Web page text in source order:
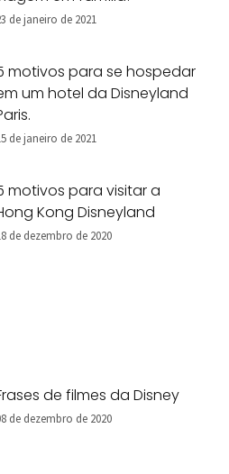
de janeiro de 2021
motivos para se hospedar
um hotel da Disneyland
de janeiro de 2021
motivos para visitar a
Kong Disneyland
de dezembro de 2020
de filmes da Disney
de dezembro de 2020